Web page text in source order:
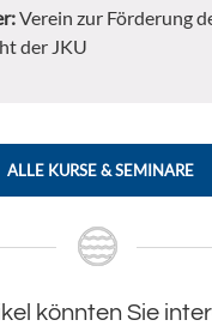
Verein zur Förderung
der JKU
ALLE KURSE & SEMINARE
könnten Sie